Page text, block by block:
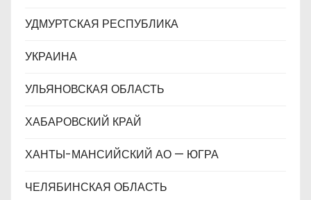
УДМУРТСКАЯ РЕСПУБЛИКА
УКРАИНА
УЛЬЯНОВСКАЯ ОБЛАСТЬ
ХАБАРОВСКИЙ КРАЙ
ХАНТЫ-МАНСИЙСКИЙ АО — ЮГРА
ЧЕЛЯБИНСКАЯ ОБЛАСТЬ